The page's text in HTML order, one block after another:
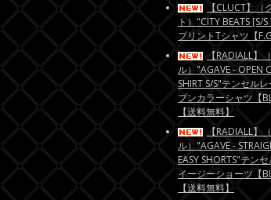
【CLUCT】（
ト）"CITY BEATS [S/
プリントTシャツ【
【RADIALL】
ル）"AGAVE - OPEN
SHIRT S/S"テンセル
プンカラーシャツ【
【送料無料】
【RADIALL】
ル）"AGAVE -
EASY SHORTS"テン
イージーショーツ【
【送料無料】